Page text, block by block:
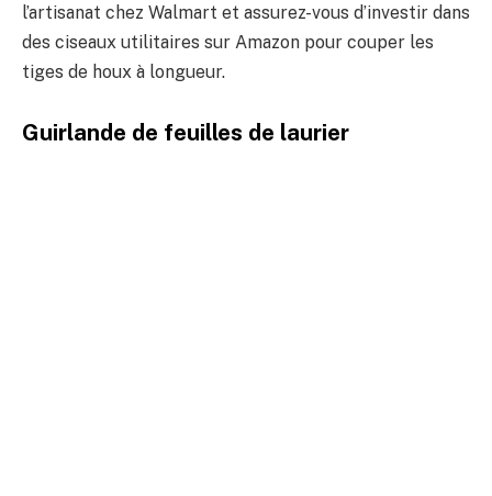
l’artisanat chez Walmart et assurez-vous d’investir dans
des ciseaux utilitaires sur Amazon pour couper les
tiges de houx à longueur.
Guirlande de feuilles de laurier